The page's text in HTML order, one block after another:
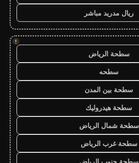
ريال مدريد مباشر
!
سطحة الرياض
سطحه
سطحة بين المدن
سطحة هيدروليك
سطحة شمال الرياض
سطحة غرب الرياض